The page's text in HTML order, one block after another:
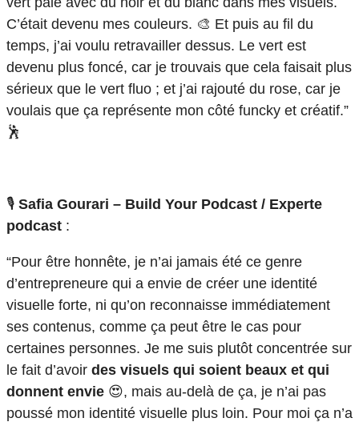
C’était devenu mes couleurs. 🎨 Et puis au fil du
temps, j’ai voulu retravailler dessus. Le vert est
devenu plus foncé, car je trouvais que cela faisait plus
sérieux que le vert fluo ; et j’ai rajouté du rose, car je
voulais que ça représente mon côté funcky et créatif.”
🕺
🎙️ Safia Gourari – Build Your Podcast / Experte
podcast :
“Pour être honnête, je n’ai jamais été ce genre
d’entrepreneure qui a envie de créer une identité
visuelle forte, ni qu’on reconnaisse immédiatement
ses contenus, comme ça peut être le cas pour
certaines personnes. Je me suis plutôt concentrée sur
le fait d’avoir des visuels qui soient beaux et qui
donnent envie 😍, mais au-delà de ça, je n’ai pas
poussé mon identité visuelle plus loin. Pour moi ça n’a